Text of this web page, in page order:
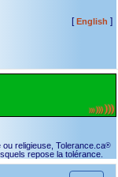
[English ]
ou religieuse, Tolerance.ca®
repose la tolérance.